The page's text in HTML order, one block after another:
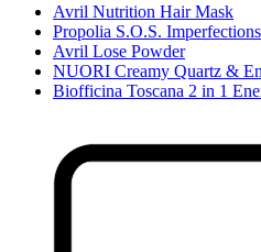
Avril Nutrition Hair Mask
Propolia S.O.S.
Avril Lose Powder
NUORI Creamy Quartz &
Biofficina Toscana 2 in 1